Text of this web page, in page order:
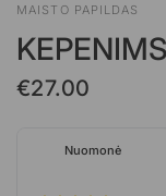
MAISTO PAPILDAS
KEPENIMS
€27.00